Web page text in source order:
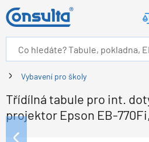
Vybavení pro školy
Třídílná tabule pro int.
projektor Epson EB-